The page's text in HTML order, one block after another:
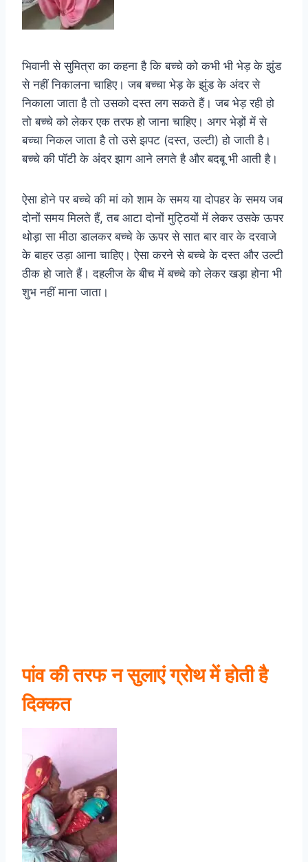
भिवानी से सुमित्रा का कहना है कि बच्चे को कभी भी भेड़ के झुंड
से नहीं निकालना चाहिए। जब बच्चा भेड़ के झुंड के अंदर से
निकाला जाता है तो उसको दस्त लग सकते हैं। जब भेड़ रही हो
तो बच्चे को लेकर एक तरफ हो जाना चाहिए। अगर भेड़ों में से
बच्चा निकल जाता है तो उसे झपट (दस्त, उल्टी) हो जाती है।
बच्चे की पॉटी के अंदर झाग आने लगते है और बदबू भी आती है।
ऐसा होने पर बच्चे की मां को शाम के समय या दोपहर के समय जब
दोनों समय मिलते हैं, तब आटा दोनों मुट्ठियों में लेकर उसके ऊपर
थोड़ा सा मीठा डालकर बच्चे के ऊपर से सात बार वार के दरवाजे
के बाहर उड़ा आना चाहिए। ऐसा करने से बच्चे के दस्त और उल्टी
ठीक हो जाते हैं। दहलीज के बीच में बच्चे को लेकर खड़ा होना भी
शुभ नहीं माना जाता।
पांव की तरफ न सुलाएं ग्रोथ में होती है
दिक्कत